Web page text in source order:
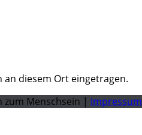
diesem Ort eingetragen.
zum Menschsein | Impressum